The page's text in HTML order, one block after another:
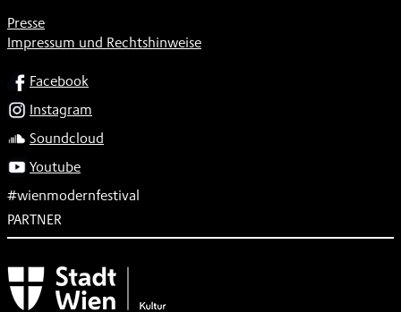
Presse
Impressum und Rechtshinweise
SOCIALFacebook
Instagram
Soundcloud
Youtube
#wienmodernfestival
PARTNER
Subventionsgeber